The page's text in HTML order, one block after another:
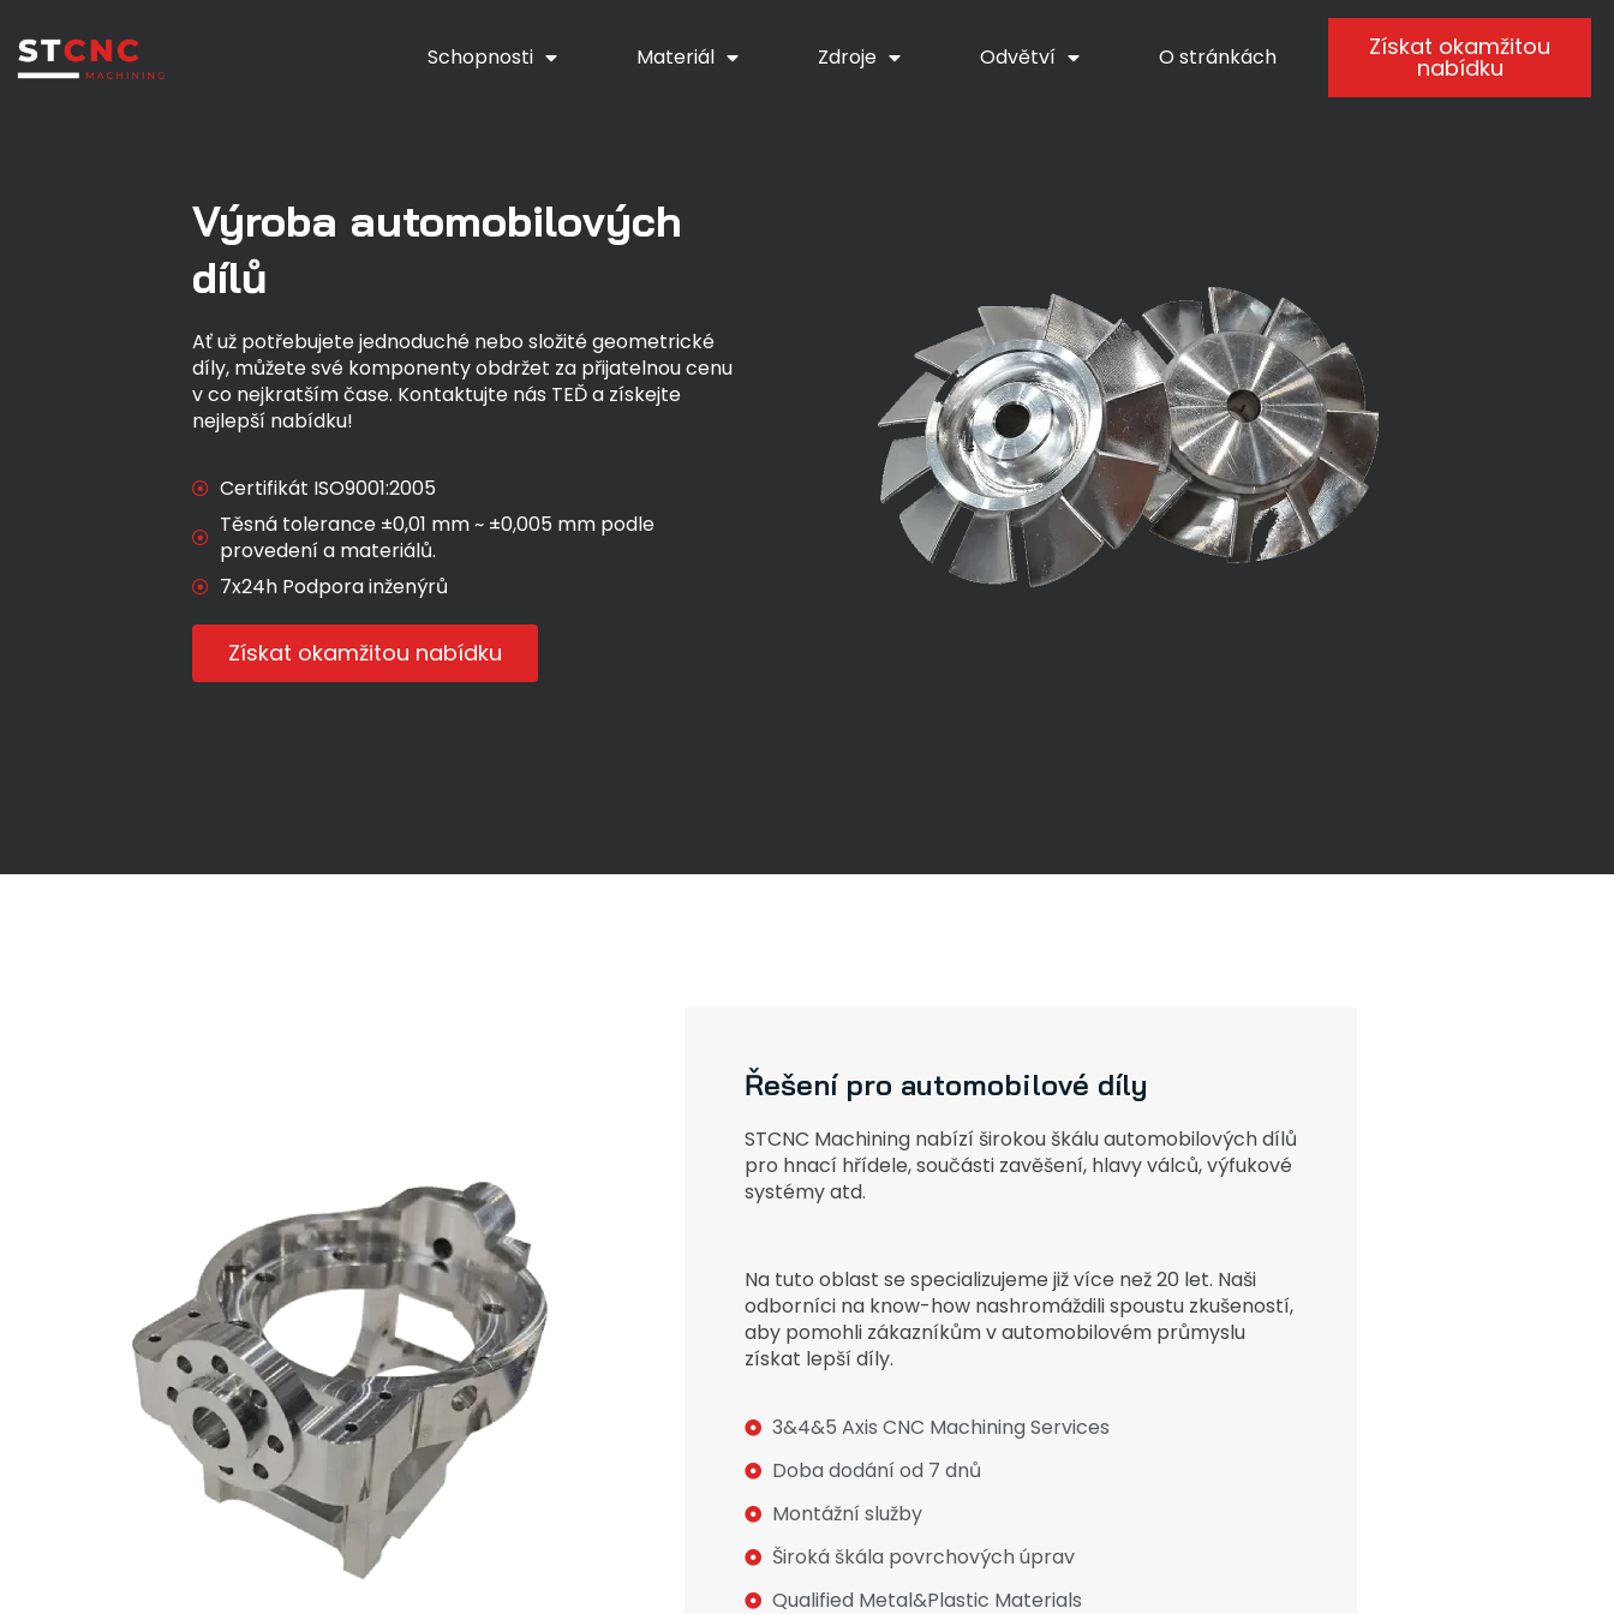
Schopnosti Materiál Zdroje Odvětví O stránkách Získat okamžitou
nabídku
Výroba automobilových
dílů
Ať už potřebujete jednoduché nebo složité geometrické
díly, můžete své komponenty obdržet za přijatelnou cenu
v co nejkratším čase. Kontaktujte nás TEĎ a získejte
nejlepší nabídku!
Certifikát ISO9001:2005
Těsná tolerance ±0,01 mm ~ ±0,005 mm podle
provedení a materiálů.
7x24h Podpora inženýrů
Získat okamžitou nabídku
Řešení pro automobilové díly
STCNC Machining nabízí širokou škálu automobilových dílů
pro hnací hřídele, součásti zavěšení, hlavy válců, výfukové
systémy atd.
Na tuto oblast se specializujeme již více než 20 let. Naši
odborníci na know-how nashromáždili spoustu zkušeností,
aby pomohli zákazníkům v automobilovém průmyslu
získat lepší díly.
3&4&5 Axis CNC Machining Services
Doba dodání od 7 dnů
Montážní služby
Široká škála povrchových úprav
Qualified Metal&Plastic Materials